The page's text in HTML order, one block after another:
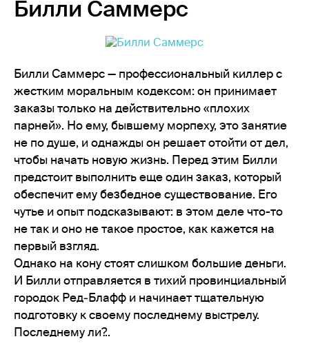
Билли Саммерс
Билли Саммерс — профессиональный киллер с
жестким моральным кодексом: он принимает
заказы только на действительно «плохих
парней». Но ему, бывшему морпеху, это занятие
не по душе, и однажды он решает отойти от дел,
чтобы начать новую жизнь. Перед этим Билли
предстоит выполнить еще один заказ, который
обеспечит ему безбедное существование. Его
чутье и опыт подсказывают: в этом деле что-то
не так и оно не такое простое, как кажется на
первый взгляд.
Однако на кону стоят слишком большие деньги.
И Билли отправляется в тихий провинциальный
городок Ред‑Блафф и начинает тщательную
подготовку к своему последнему выстрелу.
Последнему ли?..